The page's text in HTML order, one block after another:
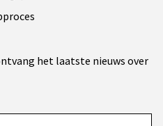
het laatste nieuws over